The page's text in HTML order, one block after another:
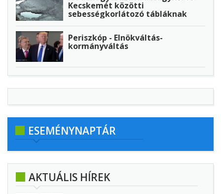
Kecskemét közötti
sebességkorlátozó tábláknak
Periszkóp - Elnökváltás-
kormányváltás
ESEMÉNYNAPTÁR
AKTUÁLIS HÍREK